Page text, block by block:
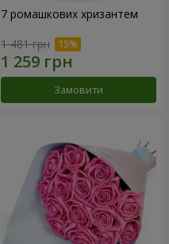
7 ромашкових хризантем
1 481 грн
Замовити